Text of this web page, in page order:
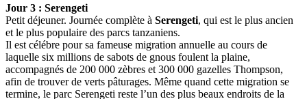
Jour 3 : Serengeti
Petit déjeuner. Journée complète à Serengeti, qui est le plus ancien
et le plus populaire des parcs tanzaniens.
Il est célébre pour sa fameuse migration annuelle au cours de
laquelle six millions de sabots de gnous foulent la plaine,
accompagnés de 200 000 zèbres et 300 000 gazelles Thompson,
afin de trouver de verts pâturages. Même quand cette migration se
termine, le parc Serengeti reste l’un des plus beaux endroits de la